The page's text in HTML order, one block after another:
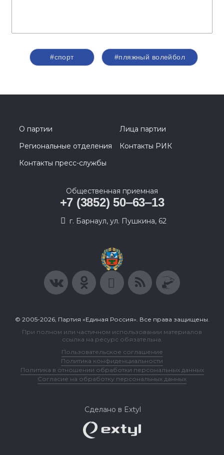
#спорт #пляжный волейбол
О партии
Лица партии
Региональные отделения
Контакты РИК
Контакты пресс-службы
Общественная приемная
+7 (3852) 50‒63‒13
г. Барнаул, ул. Пушкина, 62
© 2005-2026, Партия «Единая Россия». Все права защищены.
При полном или частичном использовании материалов
ссылка на ресурс обязательна.
Пользовательское соглашение
Политика конфиденциальности
Политика в отношении обработки персональных данных
Согласие на обработку персональных данных
Сделано в Extyl